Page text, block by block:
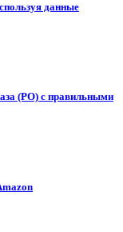
данные
(PO) с правильными